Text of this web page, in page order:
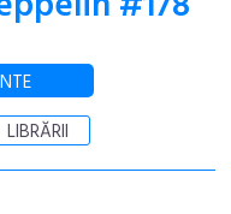
LIBRĂRII